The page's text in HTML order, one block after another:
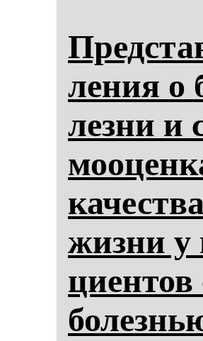
ле­ния о
лез­ни и
жиз­ни
ци­ен­тов